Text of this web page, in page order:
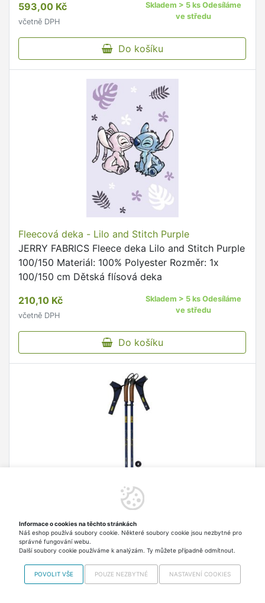
593,00 Kč
včetně DPH
Skladem > 5 ks Odesíláme
ve středu
Do košíku
Fleecová deka - Lilo and Stitch Purple
JERRY FABRICS Fleece deka Lilo and Stitch Purple
100/150 Materiál: 100% Polyester Rozměr: 1x
100/150 cm Dětská flísová deka
210,10 Kč
včetně DPH
Skladem > 5 ks Odesíláme
ve středu
Do košíku
Geneva nordic walking hole navy balení 1 pár
Nastavitelné hole Nordic Walking s délkou od 86
do 140 cm.
599,00 Kč
Skladem > 5 ks Odesíláme
Informace o cookies na těchto stránkách
Náš eshop používá soubory cookie. Některé soubory cookie jsou nezbytné pro
správné fungování webu.
Další soubory cookie používáme k analýzám. Ty můžete případně odmítnout.
POVOLIT VŠE POUZE NEZBYTNÉ NASTAVENÍ COOKIES